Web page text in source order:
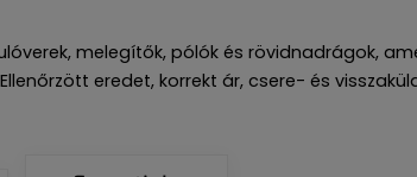
melegítők, pólók és rövidnadrágok,
eredet, korrekt ár, csere- és